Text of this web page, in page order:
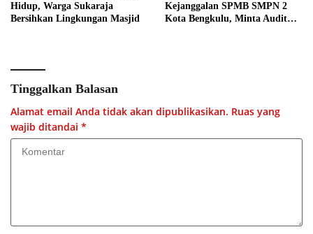
Hidup, Warga Sukaraja
Bersihkan Lingkungan Masjid
Kejanggalan SPMB SMPN 2
Kota Bengkulu, Minta Audit
Tinggalkan Balasan
Alamat email Anda tidak akan dipublikasikan. Ruas yang
wajib ditandai *